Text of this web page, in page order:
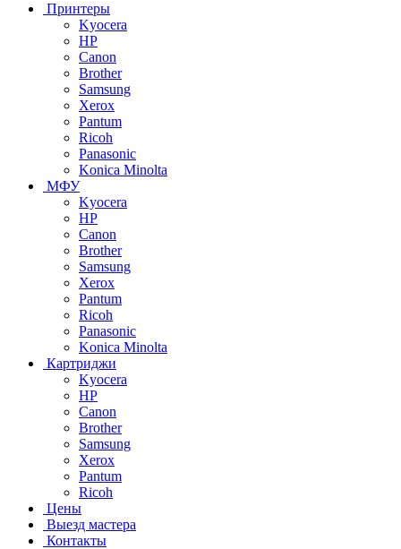
Принтеры
Kyocera
HP
Canon
Brother
Samsung
Xerox
Pantum
Ricoh
Panasonic
Konica Minolta
МФУ
Kyocera
HP
Canon
Brother
Samsung
Xerox
Pantum
Ricoh
Panasonic
Konica Minolta
Картриджи
Kyocera
HP
Canon
Brother
Samsung
Xerox
Pantum
Ricoh
Цены
Выезд мастера
Контакты